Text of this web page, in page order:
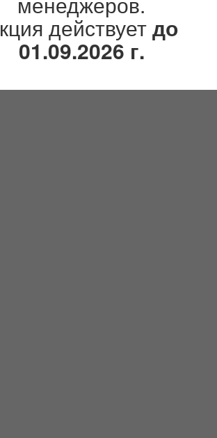
действуетдо
01.09.2026 г.